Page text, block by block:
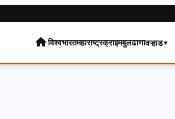
विश्वभारतमहाराष्ट्रक्राइमबुलढाणावऱ्हाड▾